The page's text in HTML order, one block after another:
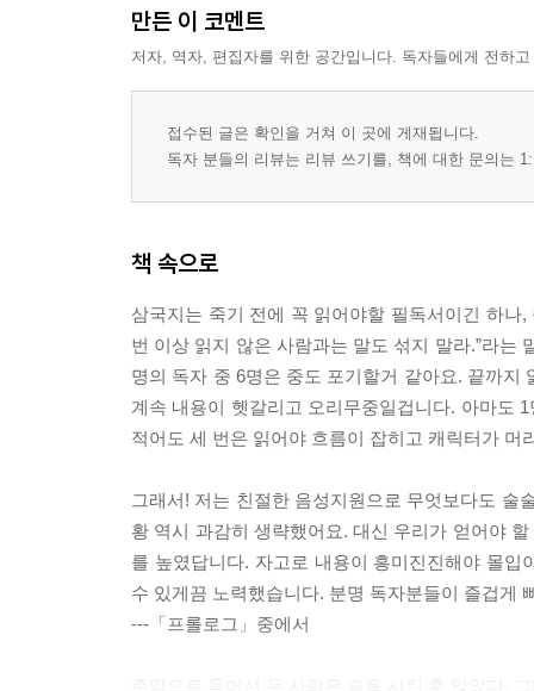
만든 이 코멘트
저자, 역자, 편집자를 위한 공간입니다. 독자들에게 전하
접수된 글은 확인을 거쳐 이 곳에 게재됩니다.
독자 분들의 리뷰는 리뷰 쓰기를, 책에 대한 문의는
책 속으로
삼국지는 죽기 전에 꼭 읽어야할 필독서이긴 하나
번 이상 읽지 않은 사람과는 말도 섞지 말라.”라는
명의 독자 중 6명은 중도 포기할거 같아요. 끝까
계속 내용이 헷갈리고 오리무중일겁니다. 아마도
적어도 세 번은 읽어야 흐름이 잡히고 캐릭터가
그래서! 저는 친절한 음성지원으로 무엇보다도 술
황 역시 과감히 생략했어요. 대신 우리가 얻어야
를 높였답니다. 자고로 내용이 흥미진진해야 몰
수 있게끔 노력했습니다. 분명 독자분들이 즐겁게
---「프롤로그」중에서